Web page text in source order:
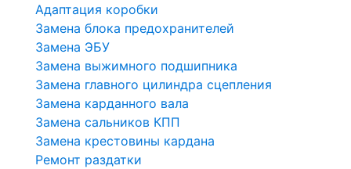
Адаптация коробки
Замена блока предохранителей
Замена ЭБУ
Замена выжимного подшипника
Замена главного цилиндра сцепления
Замена карданного вала
Замена сальников КПП
Замена крестовины кардана
Ремонт раздатки